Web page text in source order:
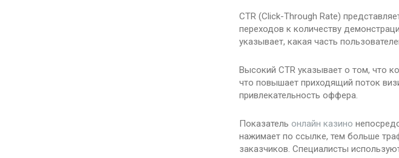
CTR (Click-Through Rate)
переходов к количеству
указывает, какая часть
Высокий CTR указывает о том, что
что повышает приходящий поток
привлекательность оффера.
Показатель онлайн казино
нажимает по ссылке, тем больше
заказчиков. Специалисты